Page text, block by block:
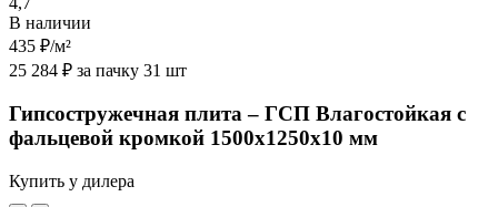
В наличии
435 ₽/м²
25 284 ₽ за пачку 31 шт
Гипсостружечная плита – ГСП Влагостойкая с
фальцевой кромкой 1500х1250х10 мм
Купить у дилера